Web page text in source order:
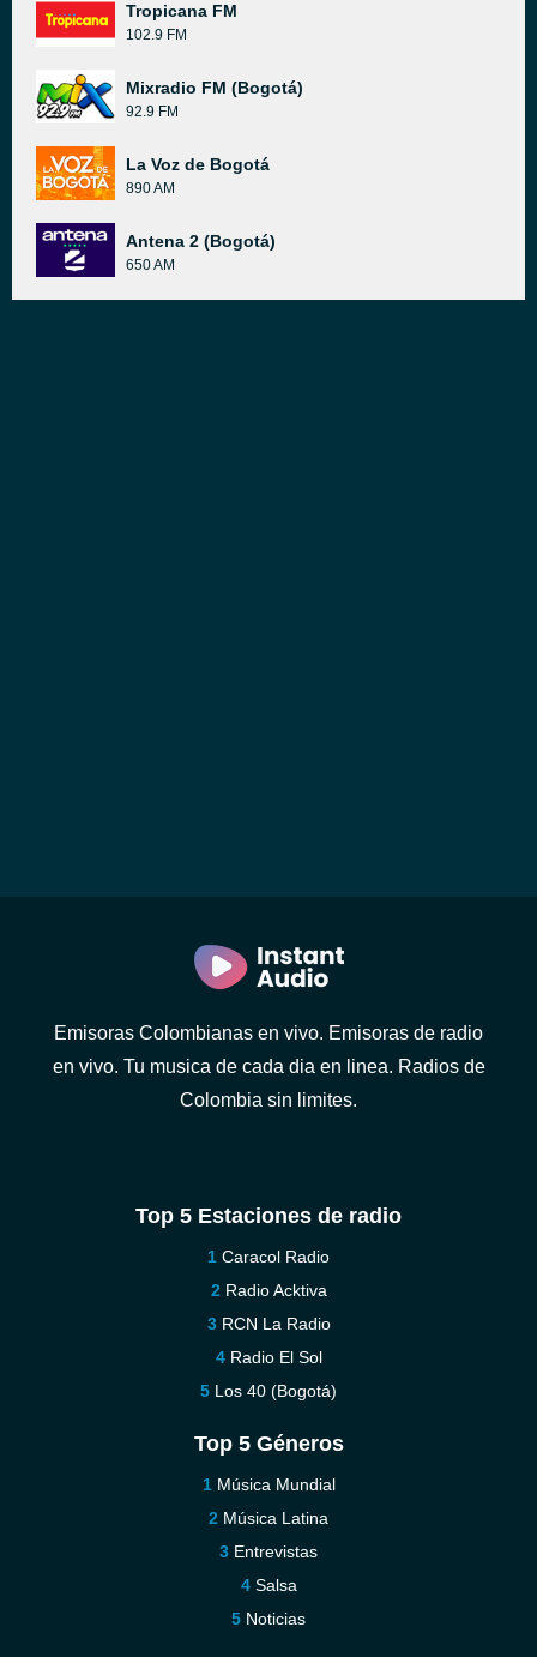
Tropicana FM
102.9 FM
Mixradio FM (Bogotá)
92.9 FM
La Voz de Bogotá
890 AM
Antena 2 (Bogotá)
650 AM
Emisoras Colombianas en vivo. Emisoras de radio
en vivo. Tu musica de cada dia en linea. Radios de
Colombia sin limites.
Top 5 Estaciones de radio
Caracol Radio
Radio Acktiva
RCN La Radio
Radio El Sol
Los 40 (Bogotá)
Top 5 Géneros
Música Mundial
Música Latina
Entrevistas
Salsa
Noticias